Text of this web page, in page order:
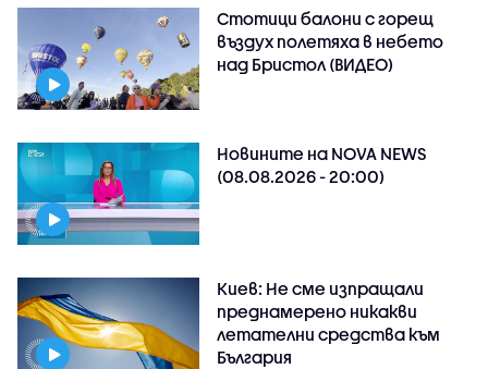
Стотици балони с горещ
въздух полетяха в небето
над Бристол (ВИДЕО)
Новините на NOVA NEWS
(08.08.2026 - 20:00)
Киев: Не сме изпращали
преднамерено никакви
летателни средства към
България